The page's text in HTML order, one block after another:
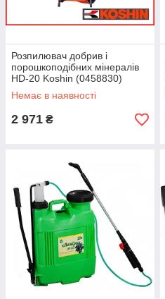
Розпилювач добрив і
порошкоподібних мінералів
HD-20 Koshin (0458830)
Немає в наявності
2 971 ₴